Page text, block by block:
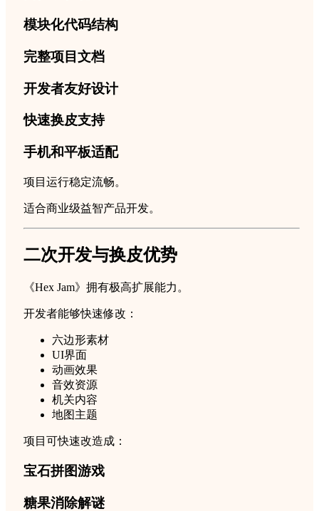
模块化代码结构
完整项目文档
开发者友好设计
快速换皮支持
手机和平板适配
项目运行稳定流畅。
适合商业级益智产品开发。
二次开发与换皮优势
《Hex Jam》拥有极高扩展能力。
开发者能够快速修改：
六边形素材
UI界面
动画效果
音效资源
机关内容
地图主题
项目可快速改造成：
宝石拼图游戏
糖果消除解谜